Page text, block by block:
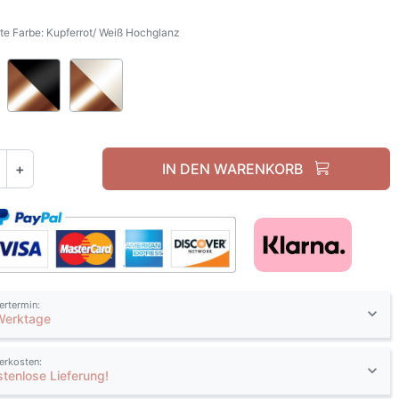
Farbe: Kupferrot/ Weiß Hochglanz
Weiß Hochglanz
Kupferrot/ Schwarz Hochglanz
+ IN DEN WARENKORB
Lieferung!